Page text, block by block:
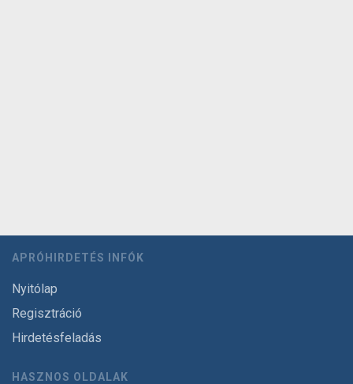
APRÓHIRDETÉS INFÓK
Nyitólap
Regisztráció
Hirdetésfeladás
HASZNOS OLDALAK